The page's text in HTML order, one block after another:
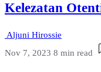
Kelezatan
Aljuni Hirossie
Nov 7, 2023 8 min read